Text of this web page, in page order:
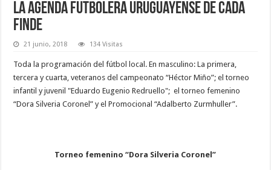
La agenda futbolera uruguayense de cada
finde
21 junio, 2018 134 Visitas
Toda la programación del fútbol local. En masculino: La primera,
tercera y cuarta, veteranos del campeonato “Héctor Miño”; el torneo
infantil y juvenil "Eduardo Eugenio Redruello"; el torneo femenino
“Dora Silveria Coronel” y el Promocional “Adalberto Zurmhuller”.
Torneo femenino “Dora Silveria Coronel”